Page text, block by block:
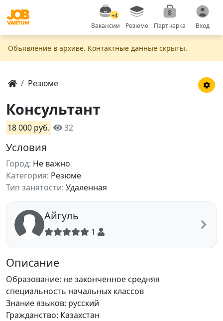
+4
Вакансии Резюме Партнерка Вход
Объявление в apxивe. Контактные данные скрыты.
Резюме
Консультант
18 000 руб. 32
Условия
Город: Не важно
Категория: Резюме
Тип занятости: Удаленная
Айгуль
1
Описание
Образование: не законченное средняя
специальность начальных классов
Знание языков: русский
Гражданство: Казахстан